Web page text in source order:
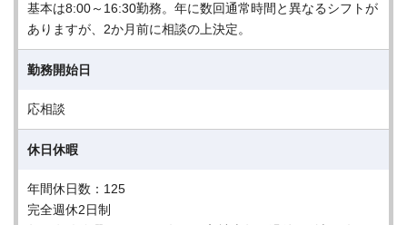
基本は8:00～16:30勤務。年に数回通常時間と異なるシフトが
ありますが、2か月前に相談の上決定。
勤務開始日
応相談
休日休暇
年間休日数：125
完全週休2日制